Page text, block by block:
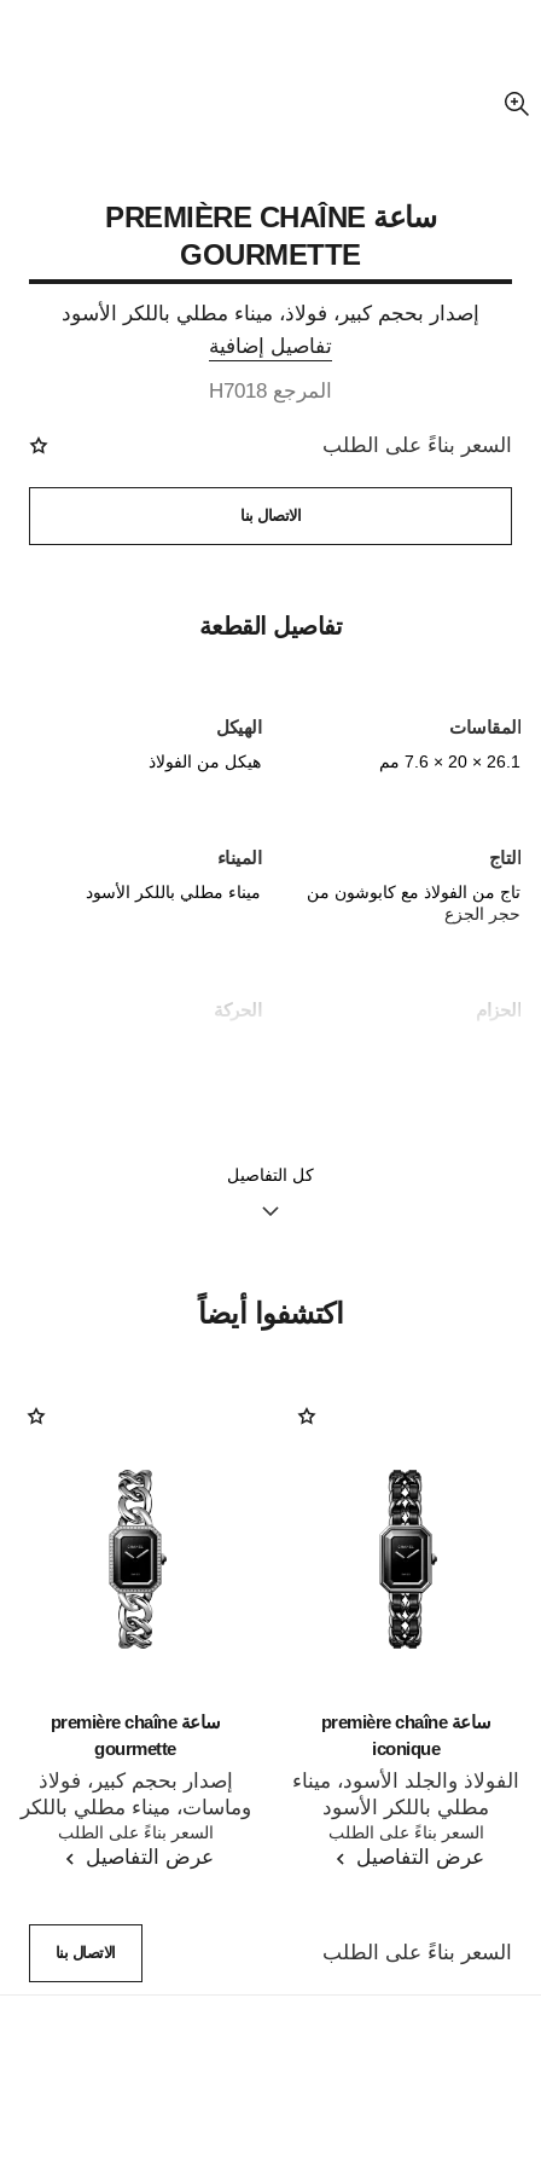
عرض مكبّر عن الصورة
ساعة PREMIÈRE CHAÎNE
GOURMETTE
إصدار بحجم كبير، فولاذ، ميناء مطلي باللكر الأسود
تفاصيل إضافية
المرجع H7018
السعر بناءً على الطلب
الاتصال بنا
تفاصيل القطعة
المقاسات
26.1 × 20 × 7.6 مم
الهيكل
هيكل من الفولاذ
التاج
تاج من الفولاذ مع كابوشون من
حجر الجزع
الميناء
ميناء مطلي باللكر الأسود
الحزام الحركة
كتيّبات دليل الاستخدام
كل التفاصيل
اكتشفوا أيضاً
ساعة première chaîne
iconique
الفولاذ والجلد الأسود، ميناء
مطلي باللكر الأسود
المرجع H7022السعر بناءً على الطلب
عرض التفاصيل
ساعة première chaîne
gourmette
إصدار بحجم كبير، فولاذ
وماسات، ميناء مطلي باللكر
الأسود
المرجع H7020السعر بناءً على الطلب
عرض التفاصيل
السعر بناءً على الطلب الاتصال بنا